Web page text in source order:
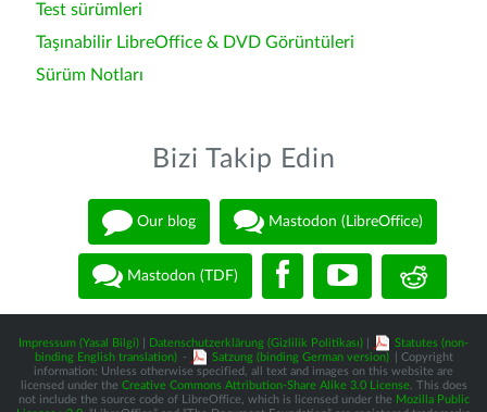
Test sürümleri
Taşınabilir LibreOffice & DVD Görüntüleri
Sürüm Notları
Bizi Takip Edin
Our blog Mastodon (LibreOffice)
Mastodon (TDF)
Impressum (Yasal Bilgi) Datenschutzerklärung (Gizlilik Politikası)
Statutes (non-
binding English translation) - Satzung (binding German version)
| Copyright
information: Unless otherwise specified, all text and images on this website are
licensed under the Creative Commons Attribution-Share Alike 3.0 License. This does
not include the source code of LibreOffice, which is licensed under the Mozilla Public